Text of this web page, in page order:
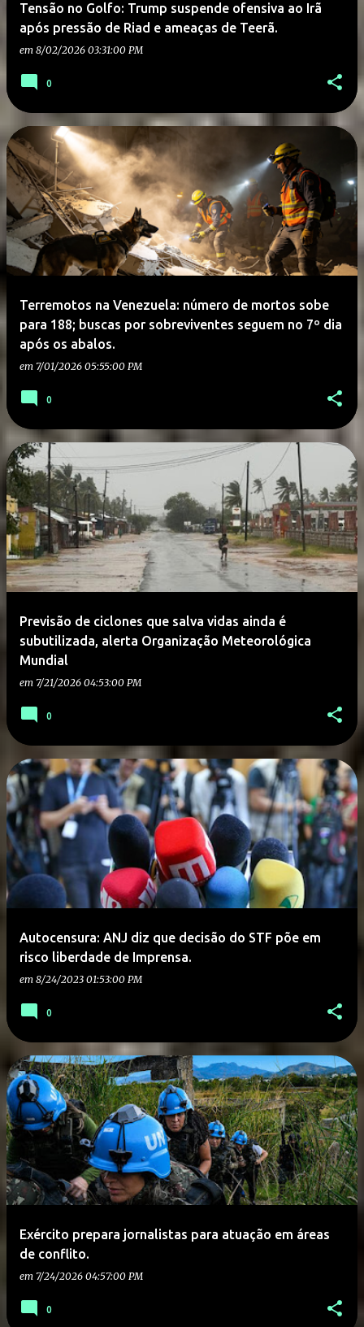
Tensão no Golfo: Trump suspende ofensiva ao Irã
após pressão de Riad e ameaças de Teerã.
em 8/02/2026 03:31:00 PM
0
Terremotos na Venezuela: número de mortos sobe
para 188; buscas por sobreviventes seguem no 7º dia
após os abalos.
em 7/01/2026 05:55:00 PM
0
Previsão de ciclones que salva vidas ainda é
subutilizada, alerta Organização Meteorológica
Mundial
em 7/21/2026 04:53:00 PM
0
Autocensura: ANJ diz que decisão do STF põe em
risco liberdade de Imprensa.
em 8/24/2023 01:53:00 PM
0
Exército prepara jornalistas para atuação em áreas
de conflito.
em 7/24/2026 04:57:00 PM
0